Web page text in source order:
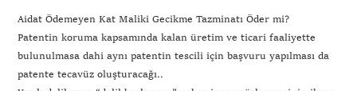
Aidat Ödemeyen Kat Maliki Gecikme Tazminatı Öder mi?
Patentin koruma kapsamında kalan üretim ve ticari faaliyette
bulunulmasa dahi aynı patentin tescili için başvuru yapılması da
patente tecavüz oluşturacağı..